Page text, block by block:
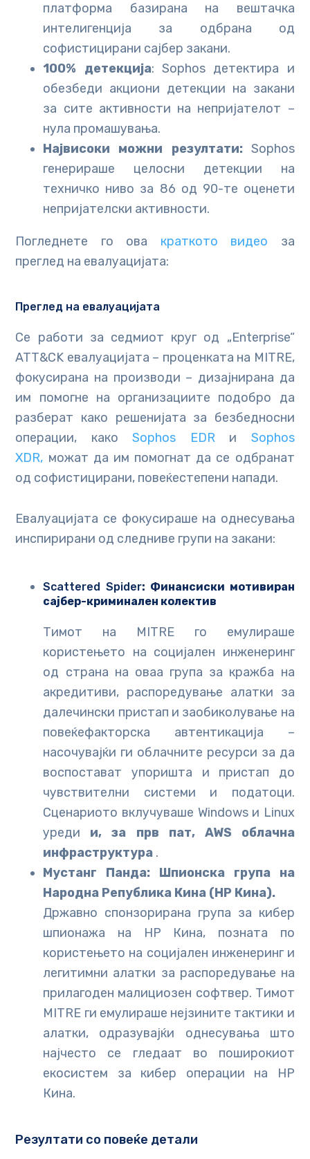
платформа базирана на вештачка
интелигенција за одбрана од
софистицирани сајбер закани.
100% детекција: Sophos детектира и
обезбеди акциони детекции на закани
за сите активности на непријателот –
нула промашувања.
Највисоки можни резултати:Sophos
генерираше целосни детекции на
техничко ниво за 86 од 90-те оценети
непријателски активности.
Погледнете го ова краткото видео за
преглед на евалуацијата:
Преглед на евалуацијата
Се работи за седмиот круг од „Enterprise“
ATT&CK евалуацијата – проценката на MITRE,
фокусирана на производи – дизајнирана да
им помогне на организациите подобро да
разберат како решенијата за безбедносни
операции, какоSophos EDRи Sophos
XDR, можат да им помогнат да се одбранат
од софистицирани, повеќестепени напади.
Евалуацијата се фокусираше на однесувања
инспирирани од следниве групи на закани:
Scattered Spider: Финансиски мотивиран
сајбер-криминален колектив
Тимот на MITRE го емулираше
користењето на социјален инженеринг
од страна на оваа група за кражба на
акредитиви, распоредување алатки за
далечински пристап и заобиколување на
повеќефакторска автентикација –
насочувајќи ги облачните ресурси за да
воспостават упоришта и пристап до
чувствителни системи и податоци.
Сценариото вклучуваше Windows и Linux
уреди и, за прв пат, AWS облачна
инфраструктура .
Мустанг Панда: Шпионска група на
Народна Република Кина (НР Кина).
Државно спонзорирана група за кибер
шпионажа на НР Кина, позната по
користењето на социјален инженеринг и
легитимни алатки за распоредување на
прилагоден малициозен софтвер. Тимот
MITRE ги емулираше нејзините тактики и
алатки, одразувајќи однесувања што
најчесто се гледаат во поширокиот
екосистем за кибер операции на НР
Кина.
Резултати со повеќе детали